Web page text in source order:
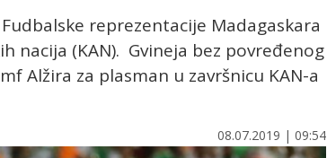
reprezentacije Madagaskara
nacija (KAN). Gvineja bez povređenog
Alžira za plasman u završnicu KAN-a
08.07.2019 | 09:54